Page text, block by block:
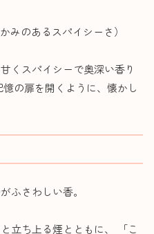
かみのあるスパイシーさ）
くスパイシーで奥深い香り
の扉を開くように、懐かし
ふさわしい香。
立ち上る煙とともに、 「こ